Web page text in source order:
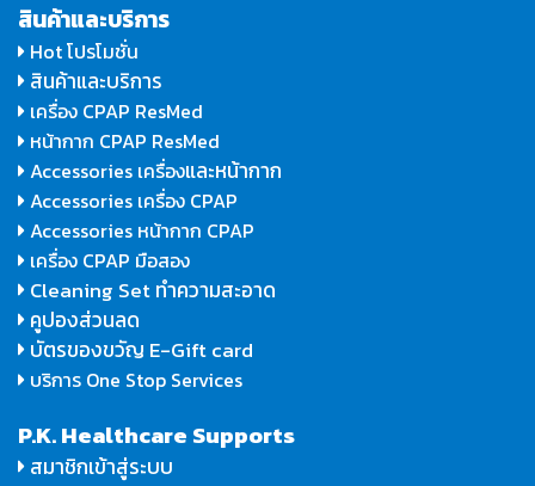
สินค้าและบริการ
Hot โปรโมชั่น
สินค้าและบริการ
เครื่อง CPAP ResMed
หน้ากาก CPAP ResMed
Accessories เครื่องและหน้ากาก
Accessories เครื่อง CPAP
Accessories หน้ากาก CPAP
เครื่อง CPAP มือสอง
Cleaning Set ทำความสะอาด
คูปองส่วนลด
บัตรของขวัญ E-Gift card
บริการ One Stop Services
P.K. Healthcare Supports
สมาชิกเข้าสู่ระบบ